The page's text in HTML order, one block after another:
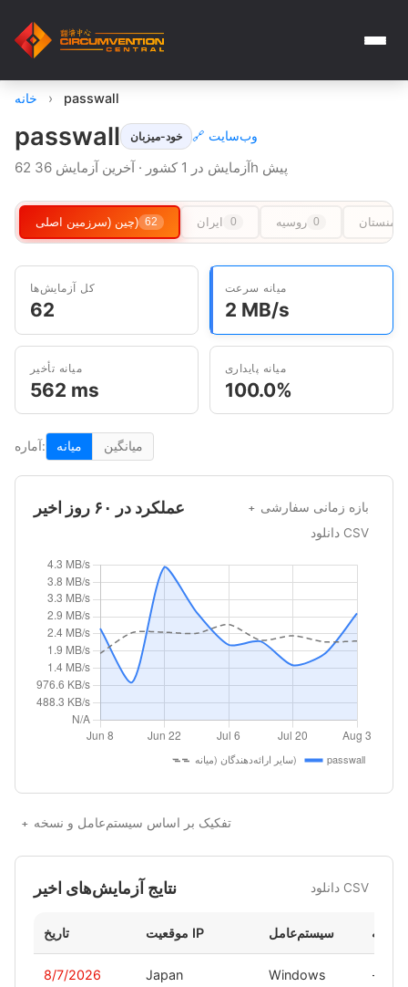
خانه › passwall
passwall خود-میزبان 🔗 وب‌سایت
62 آزمایش در 1 کشور · آخرین آزمایش 36h پیش
چین (سرزمین اصلی) 62 ایران 0 روسیه 0
کل آزمایش‌ها
62
میانه سرعت
2 MB/s
میانه تأخیر
562 ms
میانه پایداری
100.0%
آماره: میانه میانگین
عملکرد در ۶۰ روز اخیر
بازه زمانی سفارشی
دانلود CSV
تفکیک بر اساس سیستم‌عامل و نسخه
نتایج آزمایش‌های اخیر دانلود CSV
تاریخ موقعیت IP سیستم‌عامل نسخه
8/7/2026 Japan Windows -